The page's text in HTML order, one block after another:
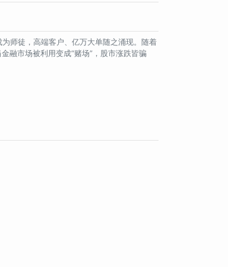
师徒，高端客户、亿万大单随之涌现。随着
融市场被利用变成“赌场”，股市涨跌皆骗